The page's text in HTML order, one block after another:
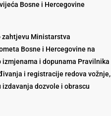
Bosne i Hercegovine
zahtjevu Ministarstva
Bosne i Hercegovine na
izmjenama i dopunama Pravilnika
i registracije redova vožnje,
dozvole i obrascu